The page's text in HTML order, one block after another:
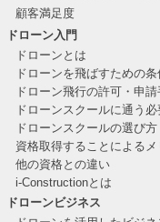
顧客満足度
ドローン入門
ドローンとは
ドローンを飛ばすための条
ドローン飛行の許可・申請
ドローンスクールに通う必
ドローンスクールの選び方
資格取得することによるメ
他の資格との違い
i-Constructionとは
ドローンビジネス